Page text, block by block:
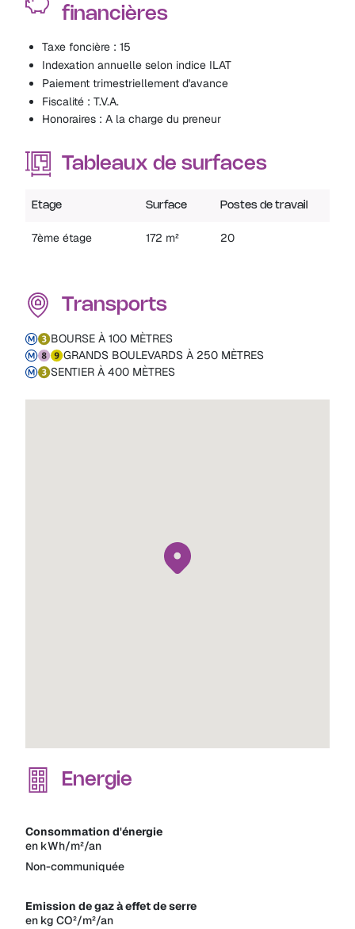
financières
Taxe foncière : 15
Indexation annuelle selon indice ILAT
Paiement trimestriellement d'avance
Fiscalité : T.V.A.
Honoraires : A la charge du preneur
Tableaux de surfaces
Etage Surface Postes de travail
7ème étage 172 m² 20
Transports
BOURSE À 100 MÈTRES
GRANDS BOULEVARDS À 250 MÈTRES
SENTIER À 400 MÈTRES
Energie
Consommation d'énergie
en kWh/m²/an
Non-communiquée
Emission de gaz à effet de serre
en kg CO²/m²/an